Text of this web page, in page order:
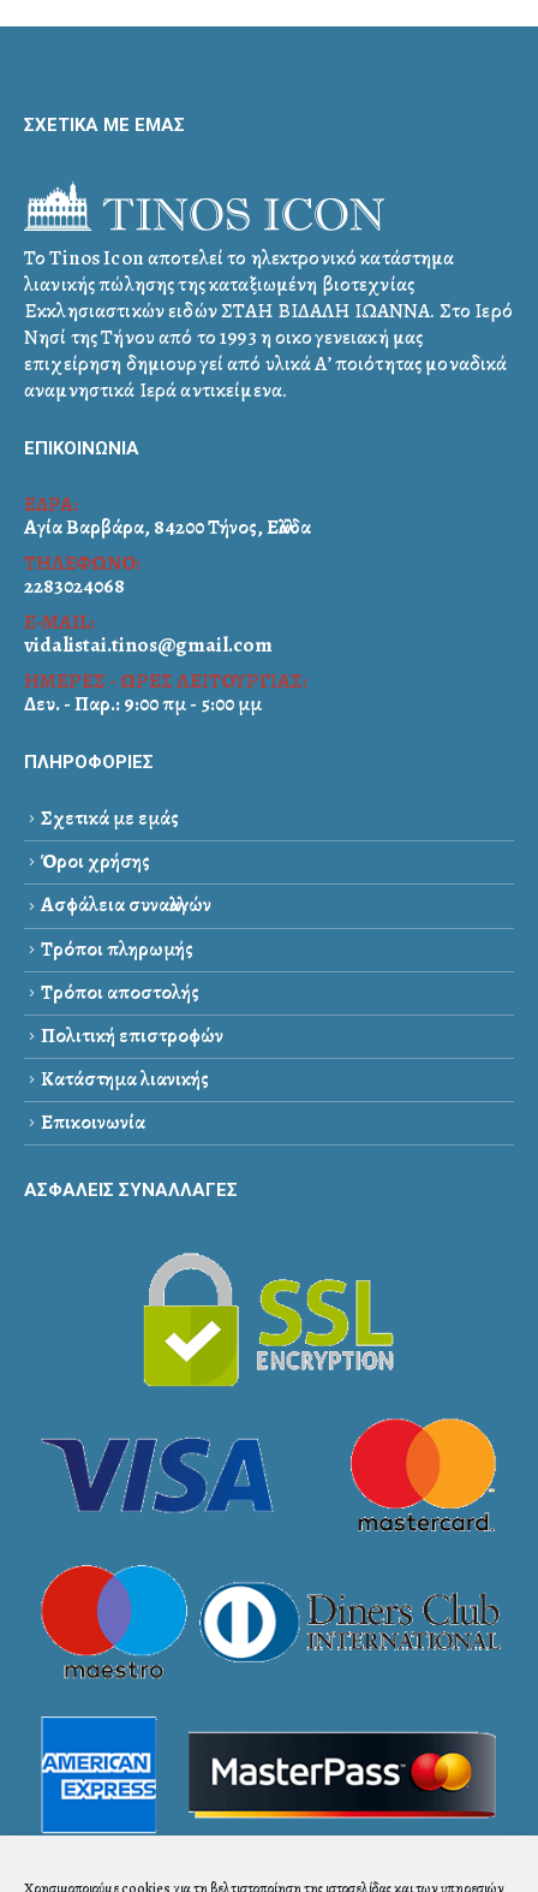
ΣΧΕΤΙΚΑ ΜΕ ΕΜΑΣ
Το Tinos Icon αποτελεί το ηλεκτρονικό κατάστημα
λιανικής πώλησης της καταξιωμένη βιοτεχνίας
Εκκλησιαστικών ειδών ΣΤΑΗ ΒΙΔΑΛΗ ΙΩΑΝΝΑ. Στο Ιερό
Νησί της Τήνου από το 1993 η οικογενειακή μας
επιχείρηση δημιουργεί από υλικά Α’ ποιότητας μοναδικά
αναμνηστικά Ιερά αντικείμενα.
ΕΠΙΚΟΙΝΩΝΙΑ
ΕΔΡΑ:
Αγία Βαρβάρα, 84200 Τήνος, Ελλάδα
ΤΗΛΕΦΩΝΟ:
2283024068
E-MAIL:
vidalistai.tinos@gmail.com
ΗΜΕΡΕΣ - ΩΡΕΣ ΛΕΙΤΟΥΡΓΙΑΣ:
Δευ. - Παρ.: 9:00 πμ - 5:00 μμ
ΠΛΗΡΟΦΟΡΙΕΣ
Σχετικά με εμάς
Όροι χρήσης
Ασφάλεια συναλλαγών
Τρόποι πληρωμής
Τρόποι αποστολής
Πολιτική επιστροφών
Κατάστημα λιανικής
Επικοινωνία
ΑΣΦΑΛΕΙΣ ΣΥΝΑΛΛΑΓΕΣ